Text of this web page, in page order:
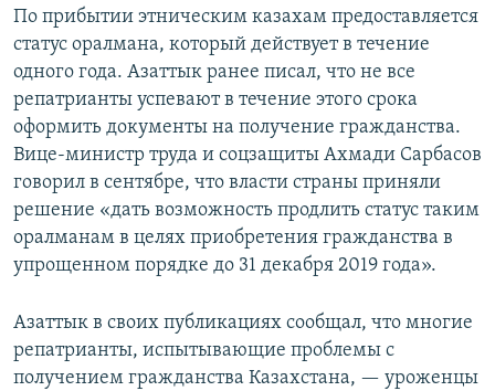
По прибытии этническим казахам предоставляется
статус оралмана, который действует в течение
одного года. Азаттык ранее писал, что не все
репатрианты успевают в течение этого срока
оформить документы на получение гражданства.
Вице-министр труда и соцзащиты Ахмади Сарбасов
говорил в сентябре, что власти страны приняли
решение «дать возможность продлить статус таким
оралманам в целях приобретения гражданства в
упрощенном порядке до 31 декабря 2019 года».
Азаттык в своих публикациях сообщал, что многие
репатрианты, испытывающие проблемы с
получением гражданства Казахстана, — уроженцы